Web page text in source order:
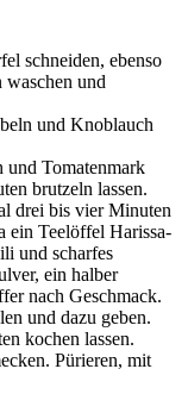
schneiden, ebenso
und
und Knoblauch
und Tomatenmark
brutzeln lassen.
drei bis vier Minuten
ein Teelöffel Harissa-
und scharfes
ein halber
nach Geschmack.
und dazu geben.
kochen lassen.
Pürieren, mit